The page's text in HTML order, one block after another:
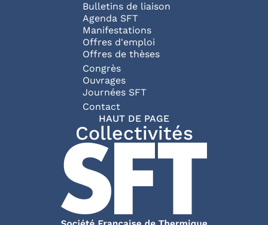
Bulletins de liaison
Agenda SFT
Manifestations
Offres d'emploi
Offres de thèses
Congrès
Ouvrages
Journées SFT
Pied de page
Contact
HAUT DE PAGE
Collectivités